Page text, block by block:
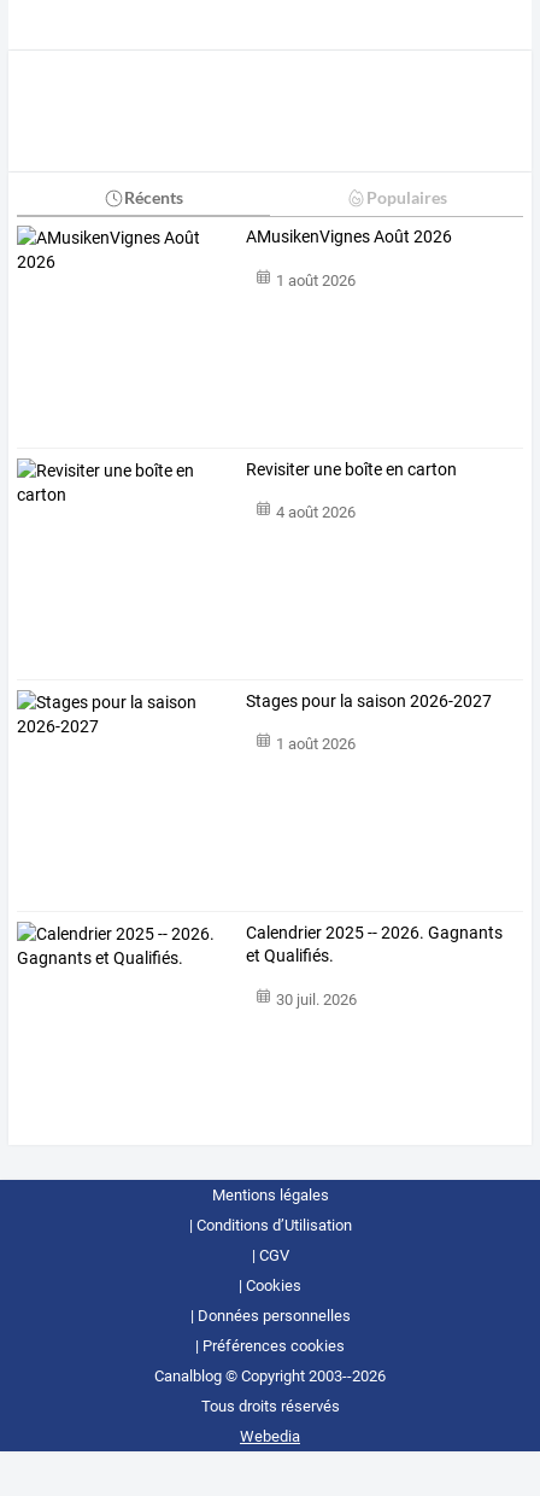
Récents Populaires
AMusikenVignes Août 2026
1 août 2026
Revisiter une boîte en carton
4 août 2026
Stages pour la saison 2026-2027
1 août 2026
Calendrier 2025 -- 2026. Gagnants
et Qualifiés.
30 juil. 2026
Mentions légales
Conditions d’Utilisation
CGV
Cookies
Données personnelles
Préférences cookies
Canalblog © Copyright 2003--2026
Tous droits réservés
Webedia